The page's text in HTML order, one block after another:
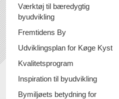
Værktøj til bæredygtig
byudvikling
Fremtidens By
Udviklingsplan for Køge Kyst
Kvalitetsprogram
Inspiration til byudvikling
Bymiljøets betydning for